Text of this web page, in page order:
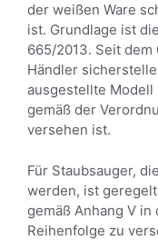
der weißen Ware
ist. Grundlage ist
665/2013. Seit dem
Händler
ausgestellte Modell
gemäß der
versehen ist.
Für Staubsauger,
werden, ist
gemäß Anhang V
Reihenfolge zu